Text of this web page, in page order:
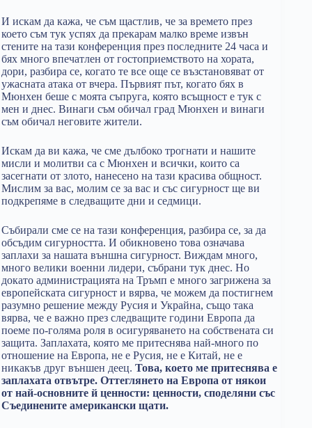
И искам да кажа, че съм щастлив, че за времето през
което съм тук успях да прекарам малко време извън
стените на тази конференция през последните 24 часа и
бях много впечатлен от гостоприемството на хората,
дори, разбира се, когато те все още се възстановяват от
ужасната атака от вчера. Първият път, когато бях в
Мюнхен беше с моята съпруга, която всъщност е тук с
мен и днес. Винаги съм обичал град Мюнхен и винаги
съм обичал неговите жители.
Искам да ви кажа, че сме дълбоко трогнати и нашите
мисли и молитви са с Мюнхен и всички, които са
засегнати от злото, нанесено на тази красива общност.
Мислим за вас, молим се за вас и със сигурност ще ви
подкрепяме в следващите дни и седмици.
Събирали сме се на тази конференция, разбира се, за да
обсъдим сигурността. И обикновено това означава
заплахи за нашата външна сигурност. Виждам много,
много велики военни лидери, събрани тук днес. Но
докато администрацията на Тръмп е много загрижена за
европейската сигурност и вярва, че можем да постигнем
разумно решение между Русия и Украйна, също така
вярва, че е важно през следващите години Европа да
поеме по-голяма роля в осигуряването на собствената си
защита. Заплахата, която ме притеснява най-много по
отношение на Европа, не е Русия, не е Китай, не е
никакъв друг външен деец. Това, което ме притеснява е
заплахата отвътре. Оттеглянето на Европа от някои
от най-основните й ценности: ценности, споделяни със
Съединените американски щати.